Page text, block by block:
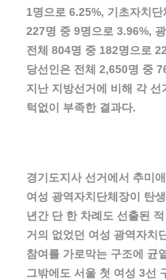
1명으로 6.25%, 기초자치
227명 중 9명으로 3.96%,
전체 804명 중 182명으로
당선인은 전체 2,650명 중
지난 지방선거에 비해 각 선
턱없이 부족한 결과다.
경기도지사 선거에서 추미
여성 광역자치단체장이 탄
년간 단 한 차례도 선출된
거의 없었던 여성 광역자치
참여를 가로막는 구조에 균
그밖에도 서울 첫 여성 3선